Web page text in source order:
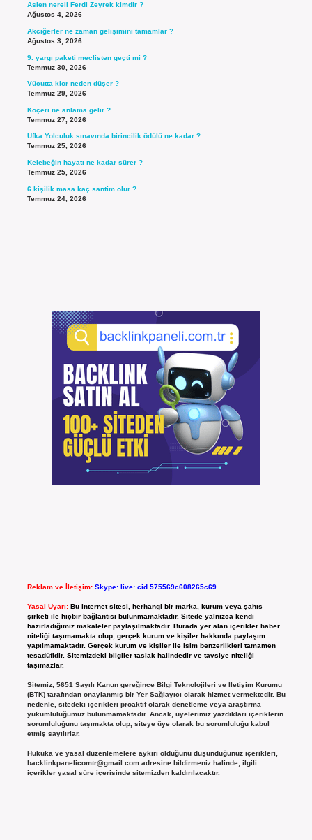
Aslen nereli Ferdi Zeyrek kimdir ?
Ağustos 4, 2026
Akciğerler ne zaman gelişimini tamamlar ?
Ağustos 3, 2026
9. yargı paketi meclisten geçti mi ?
Temmuz 30, 2026
Vücutta klor neden düşer ?
Temmuz 29, 2026
Koçeri ne anlama gelir ?
Temmuz 27, 2026
Ufka Yolculuk sınavında birincilik ödülü ne kadar ?
Temmuz 25, 2026
Kelebeğin hayatı ne kadar sürer ?
Temmuz 25, 2026
6 kişilik masa kaç santim olur ?
Temmuz 24, 2026
Reklam ve İletişim: Skype: live:.cid.575569c608265c69
Yasal Uyarı: Bu internet sitesi, herhangi bir marka, kurum veya şahıs
şirketi ile hiçbir bağlantısı bulunmamaktadır. Sitede yalnızca kendi
hazırladığımız makaleler paylaşılmaktadır. Burada yer alan içerikler haber
niteliği taşımamakta olup, gerçek kurum ve kişiler hakkında paylaşım
yapılmamaktadır. Gerçek kurum ve kişiler ile isim benzerlikleri tamamen
tesadüfidir. Sitemizdeki bilgiler taslak halindedir ve tavsiye niteliği
taşımazlar.
Sitemiz, 5651 Sayılı Kanun gereğince Bilgi Teknolojileri ve İletişim Kurumu
(BTK) tarafından onaylanmış bir Yer Sağlayıcı olarak hizmet vermektedir. Bu
nedenle, sitedeki içerikleri proaktif olarak denetleme veya araştırma
yükümlülüğümüz bulunmamaktadır. Ancak, üyelerimiz yazdıkları içeriklerin
sorumluluğunu taşımakta olup, siteye üye olarak bu sorumluluğu kabul
etmiş sayılırlar.
Hukuka ve yasal düzenlemelere aykırı olduğunu düşündüğünüz içerikleri,
backlinkpanelicomtr@gmail.comadresine bildirmeniz halinde, ilgili
içerikler yasal süre içerisinde sitemizden kaldırılacaktır.